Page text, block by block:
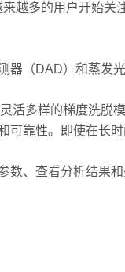
越多的用户开始关
（DAD）和蒸发
多样的梯度洗脱模
靠性。即使在长
、查看分析结果